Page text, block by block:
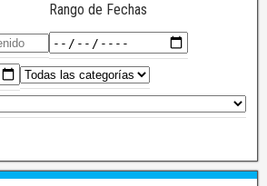
Rango de Fechas